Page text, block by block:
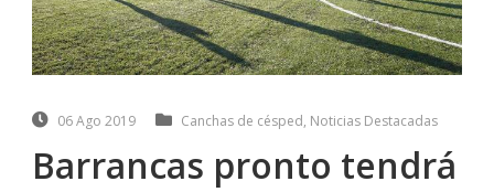
06 Ago 2019 Canchas de césped, Noticias Destacadas
Barrancas pronto tendrá